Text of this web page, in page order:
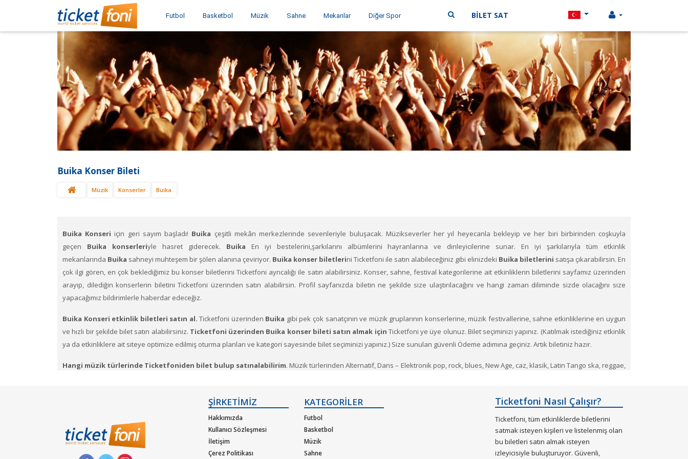
Futbol Basketbol Müzik Sahne Mekanlar Diğer Spor BİLET SAT
Buika Konser Bileti
Müzik Konserler Buika
Buika Konseri için geri sayım başladı! Buika çeşitli mekân merkezlerinde sevenleriyle buluşacak. Müzikseverler her yıl heyecanla bekleyip ve her biri birbirinden coşkuyla
geçen Buika konserleriyle hasret giderecek. Buika En iyi bestelerini,şarkılarını albümlerini hayranlarına ve dinleyicilerine sunar. En iyi şarkılarıyla tüm etkinlik
mekanlarında Buika sahneyi muhteşem bir şölen alanına çeviriyor. Buika konser biletlerini Ticketfoni ile satın alabileceğiniz gibi elinizdeki Buika biletlerini satışa çıkarabilirsin. En
çok ilgi gören, en çok beklediğimiz bu konser biletlerini Ticketfoni ayrıcalığı ile satın alabilirsiniz. Konser, sahne, festival kategorilerine ait etkinliklerin biletlerini sayfamız üzerinden
arayıp, dilediğin konserlerin biletini Ticketfoni üzerinden satın alabilirsin. Profil sayfanızda biletin ne şekilde size ulaştırılacağını ve hangi zaman diliminde sizde olacağını size
yapacağımız bildirimlerle haberdar edeceğiz.
Buika Konseri etkinlik biletleri satın al.Ticketfoni üzerinden Buika gibi pek çok sanatçının ve müzik gruplarının konserlerine, müzik festivallerine, sahne etkinliklerine en uygun
ve hızlı bir şekilde bilet satın alabilirsiniz. Ticketfoni üzerinden Buika konser bileti satın almak için Ticketfoni ye üye olunuz. Bilet seçiminizi yapınız. (Katılmak istediğiniz etkinlik
ya da etkinliklere ait siteye optimize edilmiş oturma planları ve kategori sayesinde bilet seçiminizi yapınız.) Size sunulan güvenli Ödeme adımına geçiniz. Artık biletiniz hazır.
Hangi müzik türlerinde Ticketfoniden bilet bulup satınalabilirim. Müzik türlerinden Alternatif, Dans – Elektronik pop, rock, blues, New Age, caz, klasik, Latin Tango ska, reggae,
güvencesiyle satın alabilirisiniz.
ŞİRKETİMİZ
Hakkımızda
Kullanıcı Sözleşmesi
İletişim
Çerez Politikası
KATEGORİLER
Futbol
Basketbol
Müzik
Sahne
Ticketfoni Nasıl Çalışır?
Ticketfoni, tüm etkinliklerde biletlerini
satmak isteyen kişileri ve listelenmiş olan
bu biletleri satın almak isteyen
izleyicisiyle buluşturuyor. Güvenli,